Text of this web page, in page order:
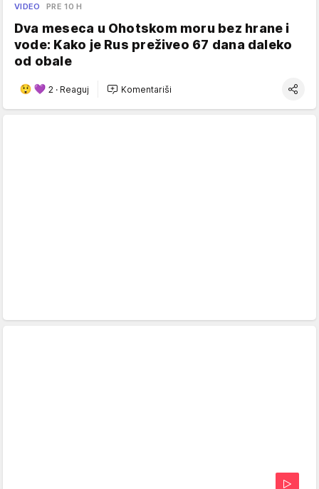
VIDEO PRE 10 H
Dva meseca u Ohotskom moru bez hrane i
vode: Kako je Rus preživeo 67 dana daleko
od obale
2 · Reaguj Komentariši